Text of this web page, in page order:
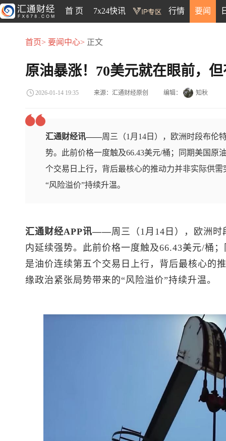
首 页 7x24快讯 行情 要闻
首页> 要闻中心> 正文
原油暴涨！70美元就在眼前，
2026-01-14 19:35 来源：汇通财经原创 编辑： 知秋
汇通财经讯——周三（1月14日），欧洲时段布伦
势。此前价格一度触及66.43美元/桶；同期美国原
个交易日上行，背后最核心的推动力并非实际供
“风险溢价”持续升温。
汇通财经APP讯——周三（1月14日），欧洲时
内延续强势。此前价格一度触及66.43美元/桶
是油价连续第五个交易日上行，背后最核心的
缘政治紧张局势带来的“风险溢价”持续升温。